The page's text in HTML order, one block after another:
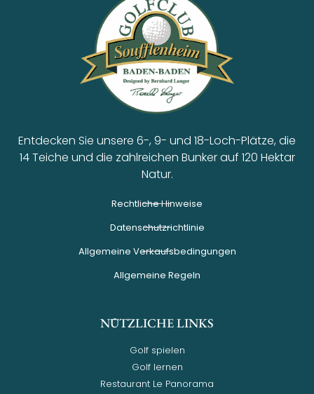
Entdecken Sie unsere 6-, 9- und 18-Loch-Plätze, die
14 Teiche und die zahlreichen Bunker auf 120 Hektar
Natur.
Rechtliche Hinweise
Datenschutzrichtlinie
Allgemeine Verkaufsbedingungen
Allgemeine Regeln
NÜTZLICHE LINKS
Golf spielen
Golf lernen
Restaurant Le Panorama